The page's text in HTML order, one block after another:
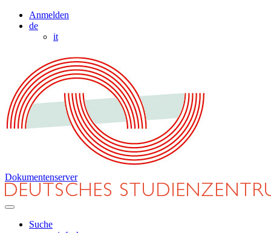
Anmelden
de
it
Dokumentenserver
Suche